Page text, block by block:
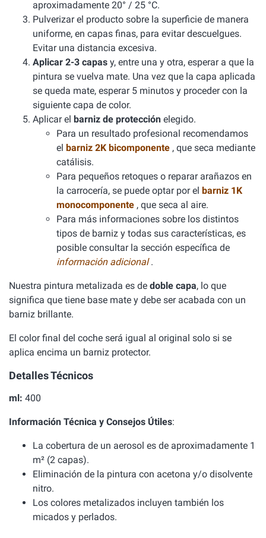
aproximadamente 20° / 25 °C.
Pulverizar el producto sobre la superficie de manera
uniforme, en capas finas, para evitar descuelgues.
Evitar una distancia excesiva.
Aplicar 2-3 capas y, entre una y otra, esperar a que la
pintura se vuelva mate. Una vez que la capa aplicada
se queda mate, esperar 5 minutos y proceder con la
siguiente capa de color.
Aplicar el barniz de protección elegido.
Para un resultado profesional recomendamos
el barniz 2K bicomponente , que seca mediante
catálisis.
Para pequeños retoques o reparar arañazos en
la carrocería, se puede optar por el barniz 1K
monocomponente , que seca al aire.
Para más informaciones sobre los distintos
tipos de barniz y todas sus características, es
posible consultar la sección específica de
información adicional.
Nuestra pintura metalizada es de doble capa, lo que
significa que tiene base mate y debe ser acabada con un
barniz brillante.
El color final del coche será igual al original solo si se
aplica encima un barniz protector.
Detalles Técnicos
ml: 400
Información Técnica y Consejos Útiles:
La cobertura de un aerosol es de aproximadamente 1
m² (2 capas).
Eliminación de la pintura con acetona y/o disolvente
nitro.
Los colores metalizados incluyen también los
micados y perlados.